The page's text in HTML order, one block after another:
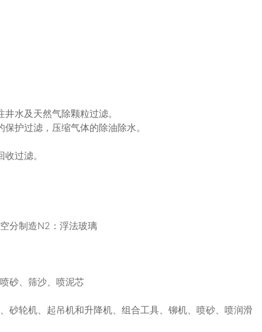
水及天然气除颗粒过滤。
护过滤，压缩气体的除油除水。
过滤。
分制造N2：浮法玻璃
砂、筛沙、喷泥芯
砂轮机、起吊机和升降机、组合工具、铆机、喷砂、喷润滑